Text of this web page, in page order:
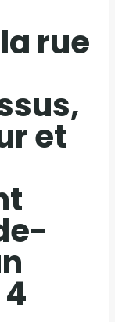
rue
et